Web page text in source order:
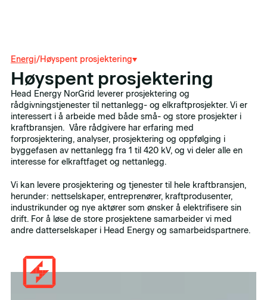
Energi/Høyspent prosjektering
Høyspent prosjektering
Head Energy NorGrid leverer prosjektering og
rådgivningstjenester til nettanlegg- og elkraftprosjekter. Vi er
interessert i å arbeide med både små- og store prosjekter i
kraftbransjen. Våre rådgivere har erfaring med
forprosjektering, analyser, prosjektering og oppfølging i
byggefasen av nettanlegg fra 1 til 420 kV, og vi deler alle en
interesse for elkraftfaget og nettanlegg.
Vi kan levere prosjektering og tjenester til hele kraftbransjen,
herunder: nettselskaper, entreprenører, kraftprodusenter,
industrikunder og nye aktører som ønsker å elektrifisere sin
drift. For å løse de store prosjektene samarbeider vi med
andre datterselskaper i Head Energy og samarbeidspartnere.